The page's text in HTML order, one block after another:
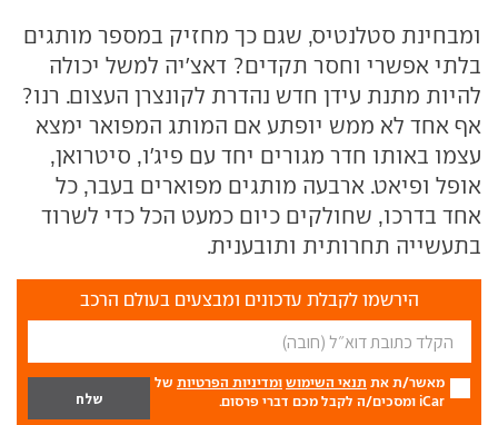
ומבחינת סטלנטיס, שגם כך מחזיק במספר מותגים
בלתי אפשרי וחסר תקדים? דאצ'יה למשל יכולה
להיות מתנת עידן חדש נהדרת לקונצרן העצום. רנו?
אף אחד לא ממש יופתע אם המותג המפואר ימצא
עצמו באותו חדר מגורים יחד עם פיג'ו, סיטרואן,
אופל ופיאט. ארבעה מותגים מפוארים בעבר, כל
אחד בדרכו, שחולקים כיום כמעט הכל כדי לשרוד
בתעשייה תחרותית ותובענית.
הירשמו לקבלת עדכונים ומבצעים בעולם הרכב
מאשר/ת את תנאי השימוש ומדיניות הפרטיות של
iCar ומסכים/ה לקבל מכם דברי פרסום.